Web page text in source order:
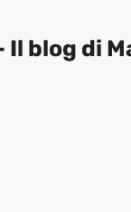
Il blog di